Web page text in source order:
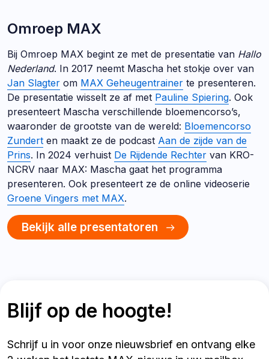
Omroep MAX
Bij Omroep MAX begint ze met de presentatie van Hallo
Nederland. In 2017 neemt Mascha het stokje over van
Jan Slagter om MAX Geheugentrainer te presenteren.
De presentatie wisselt ze af met Pauline Spiering. Ook
presenteert Mascha verschillende bloemencorso’s,
waaronder de grootste van de wereld: Bloemencorso
Zundert en maakt ze de podcast Aan de zijde van de
Prins. In 2024 verhuist De Rijdende Rechter van KRO-
NCRV naar MAX: Mascha gaat het programma
presenteren. Ook presenteert ze de online videoserie
Groene Vingers met MAX.
Bekijk alle presentatoren
Blijf op de hoogte!
Schrijf u in voor onze nieuwsbrief en ontvang elke